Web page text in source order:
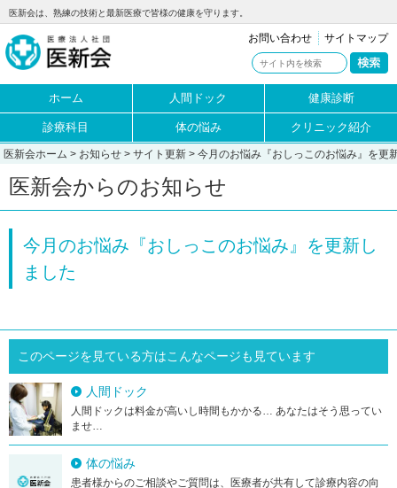
医新会は、熟練の技術と最新医療で皆様の健康を守ります。
お問い合わせ サイトマップ
ホーム 人間ドック 健康診断
診療科目 体の悩み クリニック紹介
医新会ホーム > お知らせ > サイト更新 > 今月のお悩み『おしっこのお悩み』を更
医新会からのお知らせ
今月のお悩み『おしっこのお悩み』を更新し
ました
このページを見ている方はこんなページも見ています
人間ドック
人間ドックは料金が高いし時間もかかる… あなたはそう思ってい
ませ…
体の悩み
患者様からのご相談やご質問は、医療者が共有して診療内容の向